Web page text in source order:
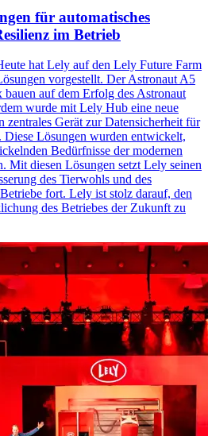
für automatisches
im Betrieb
hat Lely auf den Lely Future Farm
vorgestellt. Der Astronaut A5
auf dem Erfolg des Astronaut
wurde mit Lely Hub eine neue
zentrales Gerät zur Datensicherheit für
Lösungen wurden entwickelt,
Bedürfnisse der modernen
Mit diesen Lösungen setzt Lely seinen
des Tierwohls und des
fort. Lely ist stolz darauf, den
des Betriebes der Zukunft zu